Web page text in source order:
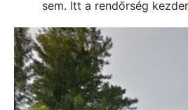
sem. Itt a rendőrség